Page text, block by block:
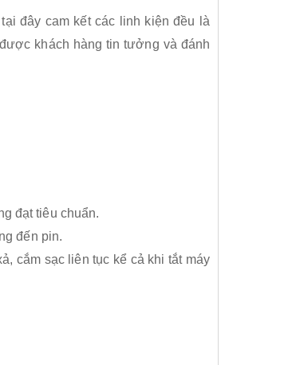
đây cam kết các linh kiện đều là
khách hàng tin tưởng và đánh
đạt tiêu chuẩn.
đến pin.
cắm sạc liên tục kể cả khi tắt máy